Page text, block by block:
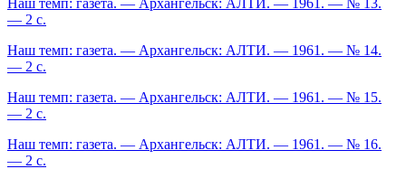
— 2 с.
Наш темп: газета. — Архангельск: АЛТИ. — 1961. — № 14.
— 2 с.
Наш темп: газета. — Архангельск: АЛТИ. — 1961. — № 15.
— 2 с.
Наш темп: газета. — Архангельск: АЛТИ. — 1961. — № 16.
— 2 с.